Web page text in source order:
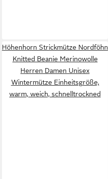
Höhenhorn Strickmütze Nordföhn
Knitted Beanie Merinowolle
Herren Damen Unisex
Wintermütze Einheitsgröße,
warm, weich, schnelltrockned